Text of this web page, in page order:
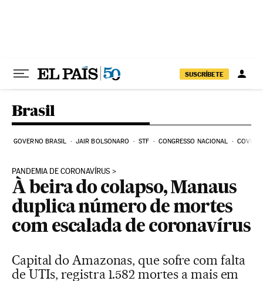
SUSCRÍBETE
Brasil
GOVERNO BRASIL JAIR BOLSONARO STF CONGRESSO NACIONAL COVID-
PANDEMIA DE CORONAVÍRUS
À beira do colapso, Manaus
duplica número de mortes
com escalada de coronavírus
Capital do Amazonas, que sofre com falta
de UTIs, registra 1.582 mortes a mais em